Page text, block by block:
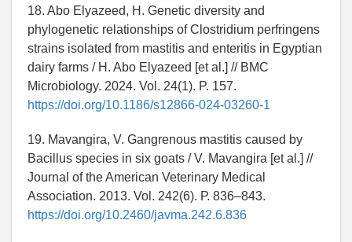
18. Abo Elyazeed, H. Genetic diversity and
phylogenetic relationships of Clostridium perfringens
strains isolated from mastitis and enteritis in Egyptian
dairy farms / H. Abo Elyazeed [et al.] // BMC
Microbiology. 2024. Vol. 24(1). P. 157.
https://doi.org/10.1186/s12866-024-03260-1
19. Mavangira, V. Gangrenous mastitis caused by
Bacillus species in six goats / V. Mavangira [et al.] //
Journal of the American Veterinary Medical
Association. 2013. Vol. 242(6). Р. 836–843.
https://doi.org/10.2460/javma.242.6.836